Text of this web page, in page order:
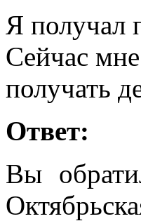
Я получал
Сейчас
получать
Ответ:
Вы